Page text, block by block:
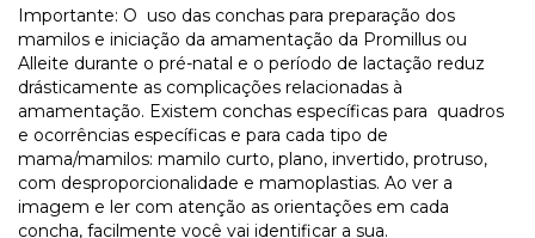
Importante: O uso das conchas para preparação dos
mamilos e iniciação da amamentação da Promillus ou
Alleite durante o pré-natal e o período de lactação reduz
drásticamente as complicações relacionadas à
amamentação. Existem conchas específicas para quadros
e ocorrências específicas e para cada tipo de
mama/mamilos: mamilo curto, plano, invertido, protruso,
com desproporcionalidade e mamoplastias. Ao ver a
imagem e ler com atenção as orientações em cada
concha, facilmente você vai identificar a sua.